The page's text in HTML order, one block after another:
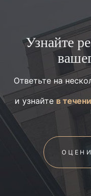
Узнайте
Ответьте на
и узнайтев